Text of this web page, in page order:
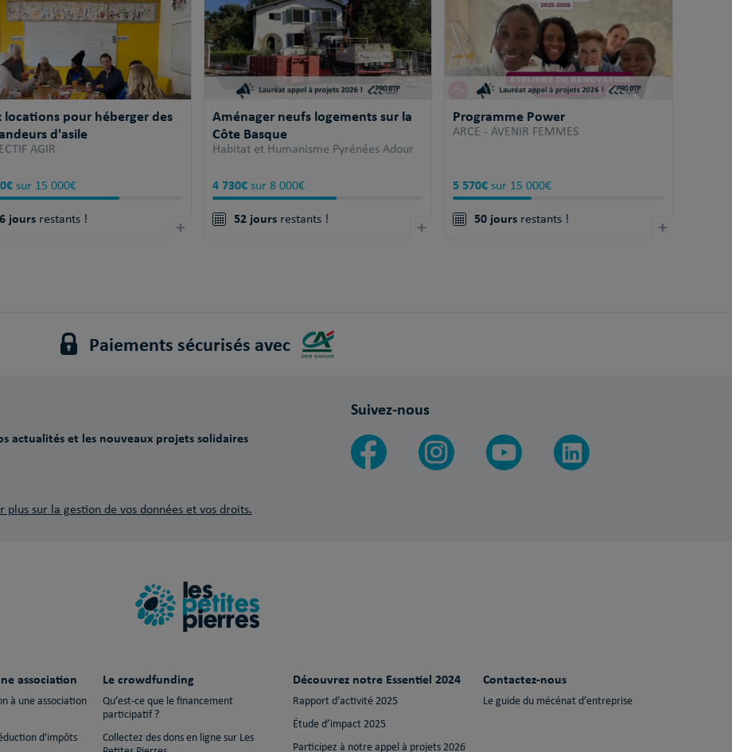
locations pour héberger des
d'asile
AGIR
sur 15 000€
joursrestants ! +
Aménager neufs logements sur la
Côte Basque
Habitat et Humanisme Pyrénées Adour
4 730€sur 8 000€
52 joursrestants ! +
Programme Power
ARCE - AVENIR FEMMES
5 570€ sur 15 000€
50 jours restants ! +
Paiements sécurisés avec
actualités et les nouveaux projets solidaires
plus sur la gestion de vos données et vos droits.
Suivez-nous
association
à une association
d'impôts
Le crowdfunding
Qu’est-ce que le financement
participatif ?
Collectez des dons en ligne sur Les
Découvrez notre Essentiel 2024
Rapport d’activité 2025
Étude d’impact 2025
Participez à notre appel à projets 2026
Contactez-nous
Le guide du mécénat d’entreprise